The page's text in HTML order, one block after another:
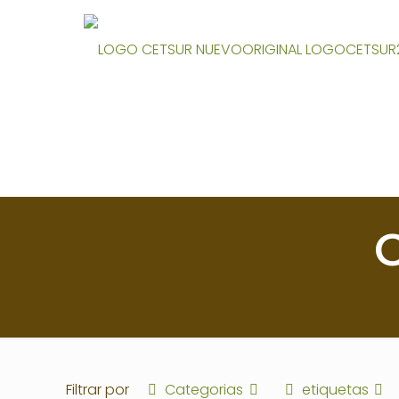
Filtrar por Categorias etiquetas